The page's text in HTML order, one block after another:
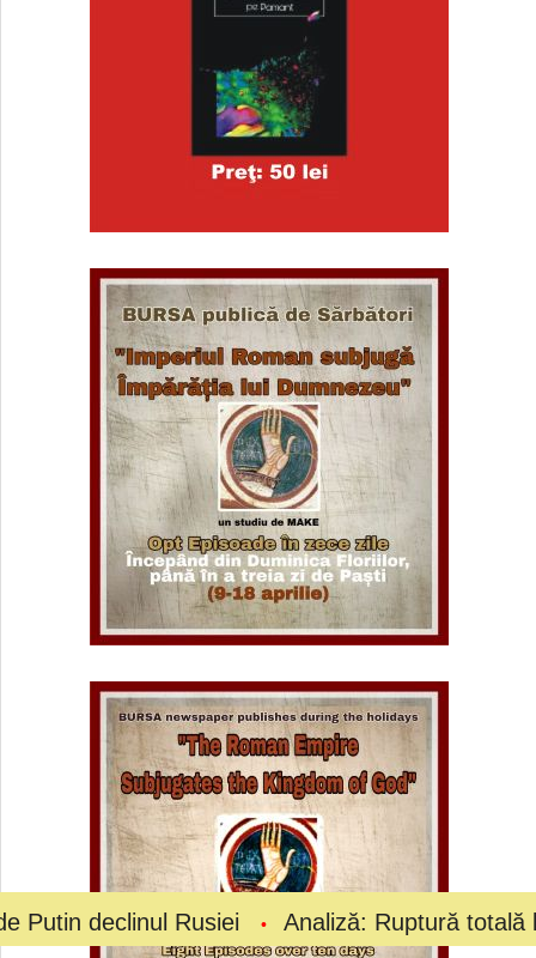
Rusiei Analiză: Ruptură totală la vârful